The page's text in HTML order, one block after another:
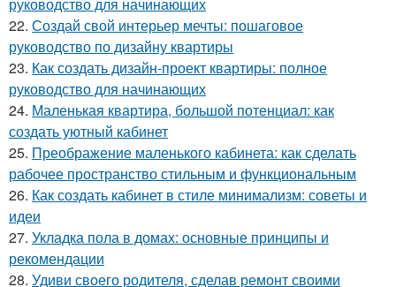
22. Создай свой интерьер мечты: пошаговое
руководство по дизайну квартиры
23. Как создать дизайн-проект квартиры: полное
руководство для начинающих
24. Маленькая квартира, большой потенциал: как
создать уютный кабинет
25. Преображение маленького кабинета: как сделать
рабочее пространство стильным и функциональным
26. Как создать кабинет в стиле минимализм: советы и
идеи
27. Укладка пола в домах: основные принципы и
рекомендации
28. Удиви своего родителя, сделав ремонт своими